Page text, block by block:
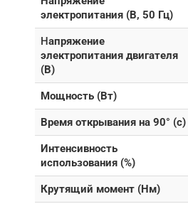
электропитания (В, 50 Гц)
Напряжение
электропитания двигателя
(В)
Мощность (Вт)
Время открывания на 90° (с)
Интенсивность
использования (%)
Крутящий момент (Нм)